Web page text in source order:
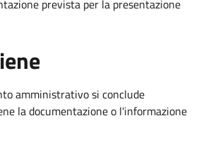
prevista per la presentazione
amministrativo si conclude
la documentazione o l'informazione